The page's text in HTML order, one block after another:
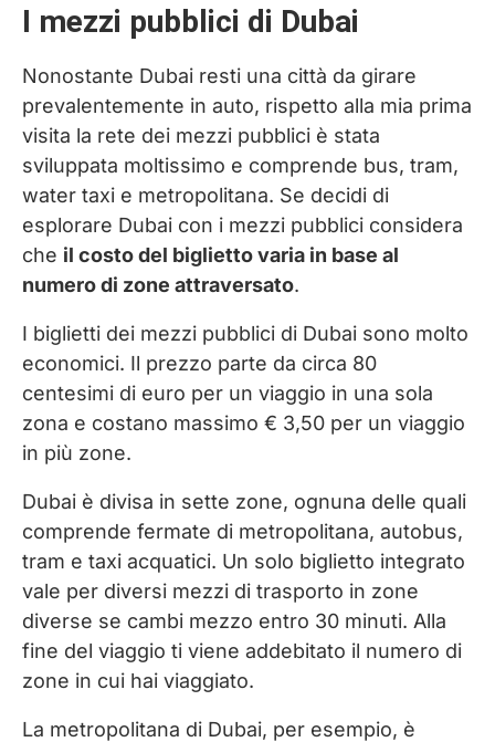
I mezzi pubblici di Dubai
Nonostante Dubai resti una città da girare
prevalentemente in auto, rispetto alla mia prima
visita la rete dei mezzi pubblici è stata
sviluppata moltissimo e comprende bus, tram,
water taxi e metropolitana. Se decidi di
esplorare Dubai con i mezzi pubblici considera
che il costo del biglietto varia in base al
numero di zone attraversato.
I biglietti dei mezzi pubblici di Dubai sono molto
economici. Il prezzo parte da circa 80
centesimi di euro per un viaggio in una sola
zona e costano massimo € 3,50 per un viaggio
in più zone.
Dubai è divisa in sette zone, ognuna delle quali
comprende fermate di metropolitana, autobus,
tram e taxi acquatici. Un solo biglietto integrato
vale per diversi mezzi di trasporto in zone
diverse se cambi mezzo entro 30 minuti. Alla
fine del viaggio ti viene addebitato il numero di
zone in cui hai viaggiato.
La metropolitana di Dubai, per esempio, è